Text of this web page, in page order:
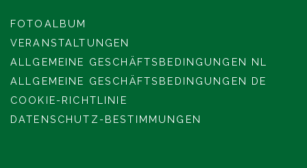
FOTOALBUM
VERANSTALTUNGEN
ALLGEMEINE GESCHÄFTSBEDINGUNGEN NL
ALLGEMEINE GESCHÄFTSBEDINGUNGEN DE
COOKIE-RICHTLINIE
DATENSCHUTZ-BESTIMMUNGEN